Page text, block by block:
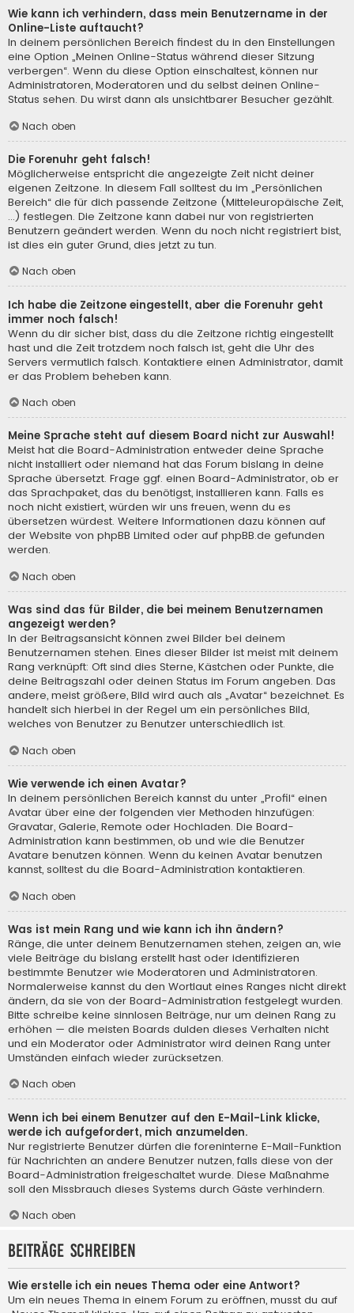
Wie kann ich verhindern, dass mein Benutzername in der
Online-Liste auftaucht?
In deinem persönlichen Bereich findest du in den Einstellungen
eine Option „Meinen Online-Status während dieser Sitzung
verbergen“. Wenn du diese Option einschaltest, können nur
Administratoren, Moderatoren und du selbst deinen Online-
Status sehen. Du wirst dann als unsichtbarer Besucher gezählt.
Nach oben
Die Forenuhr geht falsch!
Möglicherweise entspricht die angezeigte Zeit nicht deiner
eigenen Zeitzone. In diesem Fall solltest du im „Persönlichen
Bereich“ die für dich passende Zeitzone (Mitteleuropäische Zeit,
...) festlegen. Die Zeitzone kann dabei nur von registrierten
Benutzern geändert werden. Wenn du noch nicht registriert bist,
ist dies ein guter Grund, dies jetzt zu tun.
Nach oben
Ich habe die Zeitzone eingestellt, aber die Forenuhr geht
immer noch falsch!
Wenn du dir sicher bist, dass du die Zeitzone richtig eingestellt
hast und die Zeit trotzdem noch falsch ist, geht die Uhr des
Servers vermutlich falsch. Kontaktiere einen Administrator, damit
er das Problem beheben kann.
Nach oben
Meine Sprache steht auf diesem Board nicht zur Auswahl!
Meist hat die Board-Administration entweder deine Sprache
nicht installiert oder niemand hat das Forum bislang in deine
Sprache übersetzt. Frage ggf. einen Board-Administrator, ob er
das Sprachpaket, das du benötigst, installieren kann. Falls es
noch nicht existiert, würden wir uns freuen, wenn du es
übersetzen würdest. Weitere Informationen dazu können auf
der Website von phpBB Limited oder auf phpBB.de gefunden
werden.
Nach oben
Was sind das für Bilder, die bei meinem Benutzernamen
angezeigt werden?
In der Beitragsansicht können zwei Bilder bei deinem
Benutzernamen stehen. Eines dieser Bilder ist meist mit deinem
Rang verknüpft: Oft sind dies Sterne, Kästchen oder Punkte, die
deine Beitragszahl oder deinen Status im Forum angeben. Das
andere, meist größere, Bild wird auch als „Avatar“ bezeichnet. Es
handelt sich hierbei in der Regel um ein persönliches Bild,
welches von Benutzer zu Benutzer unterschiedlich ist.
Nach oben
Wie verwende ich einen Avatar?
In deinem persönlichen Bereich kannst du unter „Profil“ einen
Avatar über eine der folgenden vier Methoden hinzufügen:
Gravatar, Galerie, Remote oder Hochladen. Die Board-
Administration kann bestimmen, ob und wie die Benutzer
Avatare benutzen können. Wenn du keinen Avatar benutzen
kannst, solltest du die Board-Administration kontaktieren.
Nach oben
Was ist mein Rang und wie kann ich ihn ändern?
Ränge, die unter deinem Benutzernamen stehen, zeigen an, wie
viele Beiträge du bislang erstellt hast oder identifizieren
bestimmte Benutzer wie Moderatoren und Administratoren.
Normalerweise kannst du den Wortlaut eines Ranges nicht direkt
ändern, da sie von der Board-Administration festgelegt wurden.
Bitte schreibe keine sinnlosen Beiträge, nur um deinen Rang zu
erhöhen — die meisten Boards dulden dieses Verhalten nicht
und ein Moderator oder Administrator wird deinen Rang unter
Umständen einfach wieder zurücksetzen.
Nach oben
Wenn ich bei einem Benutzer auf den E-Mail-Link klicke,
werde ich aufgefordert, mich anzumelden.
Nur registrierte Benutzer dürfen die foreninterne E-Mail-Funktion
für Nachrichten an andere Benutzer nutzen, falls diese von der
Board-Administration freigeschaltet wurde. Diese Maßnahme
soll den Missbrauch dieses Systems durch Gäste verhindern.
Nach oben
Beiträge schreiben
Wie erstelle ich ein neues Thema oder eine Antwort?
Um ein neues Thema in einem Forum zu eröffnen, musst du auf